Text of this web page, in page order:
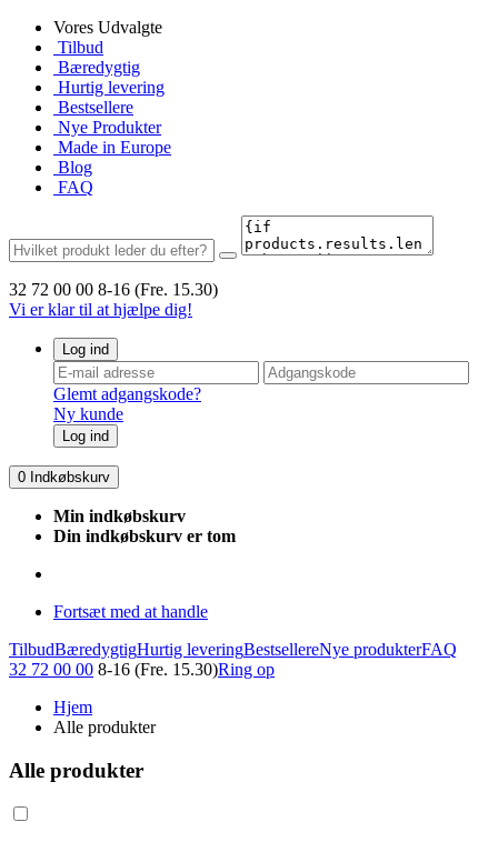
Vores Udvalgte
Tilbud
Bæredygtig
Hurtig levering
Bestsellere
Nye Produkter
Made in Europe
Blog
FAQ
32 72 00 00 8-16 (Fre. 15.30)
Vi er klar til at hjælpe dig!
Log ind
Glemt adgangskode?
Ny kunde
Log ind
0 Indkøbskurv
Min indkøbskurv
Din indkøbskurv er tom
Fortsæt med at handle
TilbudBæredygtigHurtig leveringBestsellereNye produkterFAQ
32 72 00 00 8-16 (Fre. 15.30)Ring op
Hjem
Alle produkter
Alle produkter